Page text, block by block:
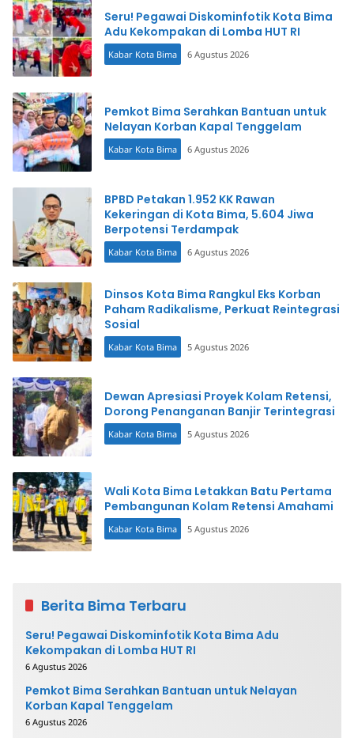
Seru! Pegawai Diskominfotik Kota Bima
Adu Kekompakan di Lomba HUT RI
Kabar Kota Bima 6 Agustus 2026
Pemkot Bima Serahkan Bantuan untuk
Nelayan Korban Kapal Tenggelam
Kabar Kota Bima 6 Agustus 2026
BPBD Petakan 1.952 KK Rawan
Kekeringan di Kota Bima, 5.604 Jiwa
Berpotensi Terdampak
Kabar Kota Bima 6 Agustus 2026
Dinsos Kota Bima Rangkul Eks Korban
Paham Radikalisme, Perkuat Reintegrasi
Sosial
Kabar Kota Bima 5 Agustus 2026
Dewan Apresiasi Proyek Kolam Retensi,
Dorong Penanganan Banjir Terintegrasi
Kabar Kota Bima 5 Agustus 2026
Wali Kota Bima Letakkan Batu Pertama
Pembangunan Kolam Retensi Amahami
Kabar Kota Bima 5 Agustus 2026
Berita Bima Terbaru
Seru! Pegawai Diskominfotik Kota Bima Adu
Kekompakan di Lomba HUT RI
6 Agustus 2026
Pemkot Bima Serahkan Bantuan untuk Nelayan
Korban Kapal Tenggelam
6 Agustus 2026